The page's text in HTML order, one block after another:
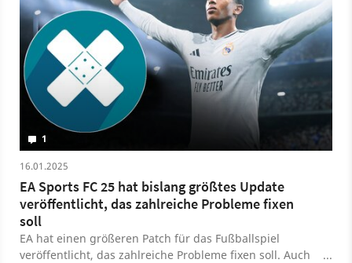
1
16.01.2025
EA Sports FC 25 hat bislang größtes Update
veröffentlicht, das zahlreiche Probleme fixen
soll
EA hat einen größeren Patch für das Fußballspiel
veröffentlicht, das zahlreiche Probleme fixen soll. Auch